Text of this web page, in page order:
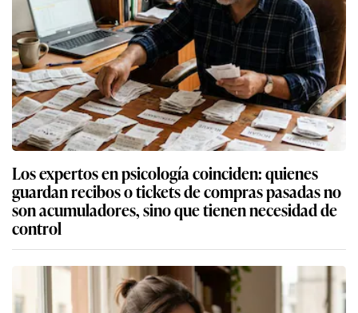
Los expertos en psicología coinciden: quienes
guardan recibos o tickets de compras pasadas no
son acumuladores, sino que tienen necesidad de
control